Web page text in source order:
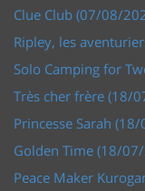
Clue Club (07/08/
Ripley, les
Solo Camping for
Très cher frère (18/
Princesse Sarah
Golden Time (18/
Peace Maker